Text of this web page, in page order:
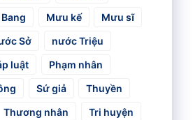
Mưu kế
Mưu sĩ
Sở
nước Triệu
luật
Phạm nhân
Sứ giả
Thuyền
Thương nhân
Tri huyện